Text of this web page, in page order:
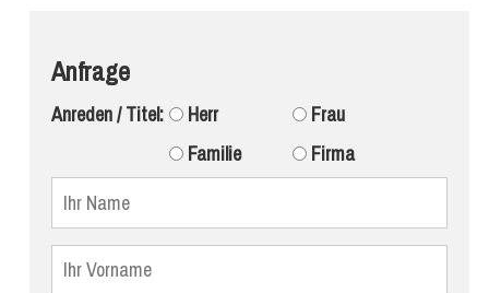
Anfrage
Anreden / Titel: Herr
Frau
Familie
Firma